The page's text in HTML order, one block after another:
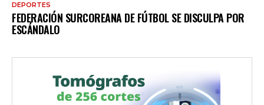
DEPORTES
FEDERACIÓN SURCOREANA DE FÚTBOL SE DISCULPA POR
ESCÁNDALO